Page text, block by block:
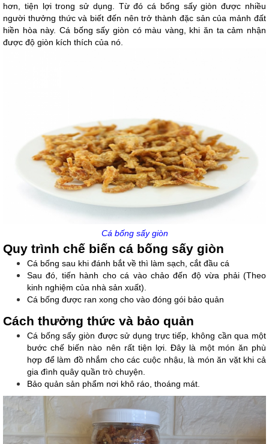
hơn, tiện lợi trong sử dụng. Từ đó cá bống sấy giòn được nhiều
người thưởng thức và biết đến nên trở thành đặc sản của mảnh đất
hiền hòa này. Cá bống sấy giòn có màu vàng, khi ăn ta cảm nhận
được độ giòn kích thích của nó.
Cá bống sấy giòn
Quy trình chế biến cá bống sấy giòn
Cá bống sau khi đánh bắt về thì làm sạch, cắt đầu cá
Sau đó, tiến hành cho cá vào chảo đến độ vừa phải (Theo
kinh nghiệm của nhà sản xuất).
Cá bống được ran xong cho vào đóng gói bảo quản
Cách thưởng thức và bảo quản
Cá bống sấy giòn được sử dụng trực tiếp, không cần qua một
bước chế biến nào nên rất tiện lợi. Đây là một món ăn phù
hợp để làm đồ nhắm cho các cuộc nhậu, là món ăn vặt khi cả
gia đình quây quần trò chuyện.
Bảo quản sản phẩm nơi khô ráo, thoáng mát.